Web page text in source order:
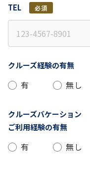
TEL 必須
クルーズ経験の有無
有 無し
クルーズバケーション
ご利用経験の有無
有 無し